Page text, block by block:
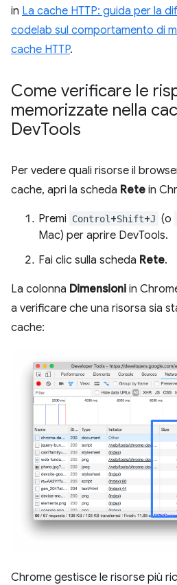
in La cache HTTP: guida per la
codelab sul comportamento di
cache HTTP.
Come verificare le
memorizzate nella
DevTools
Per vedere quali risorse il
cache, apri la scheda Rete in
Premi Control +Shift+J (o
Mac) per aprire DevTools.
Fai clic sulla scheda Rete.
La colonna Dimensioni in
a verificare che una risorsa sia
cache:
Chrome gestisce le risorse più